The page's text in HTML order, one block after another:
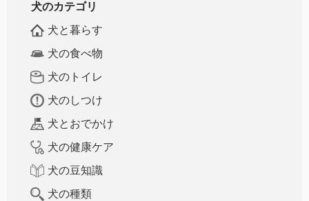
犬のカテゴリ
犬と暮らす
犬の食べ物
犬のトイレ
犬のしつけ
犬とおでかけ
犬の健康ケア
犬の豆知識
犬の種類